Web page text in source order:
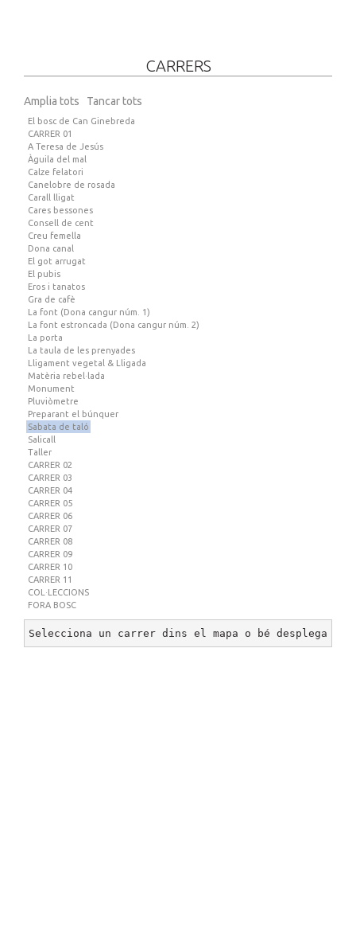
CARRERS
Amplia tots Tancar tots
El bosc de Can Ginebreda
CARRER 01
A Teresa de Jesús
Àguila del mal
Calze felatori
Canelobre de rosada
Carall lligat
Cares bessones
Consell de cent
Creu femella
Dona canal
El got arrugat
El pubis
Eros i tanatos
Gra de cafè
La font (Dona cangur núm. 1)
La font estroncada (Dona cangur núm. 2)
La porta
La taula de les prenyades
Lligament vegetal & Lligada
Matèria rebel·lada
Monument
Pluviòmetre
Preparant el búnquer
Sabata de taló
Salicall
Taller
CARRER 02
CARRER 03
CARRER 04
CARRER 05
CARRER 06
CARRER 07
CARRER 08
CARRER 09
CARRER 10
CARRER 11
COL·LECCIONS
FORA BOSC
Selecciona un carrer dins el mapa o bé desplega